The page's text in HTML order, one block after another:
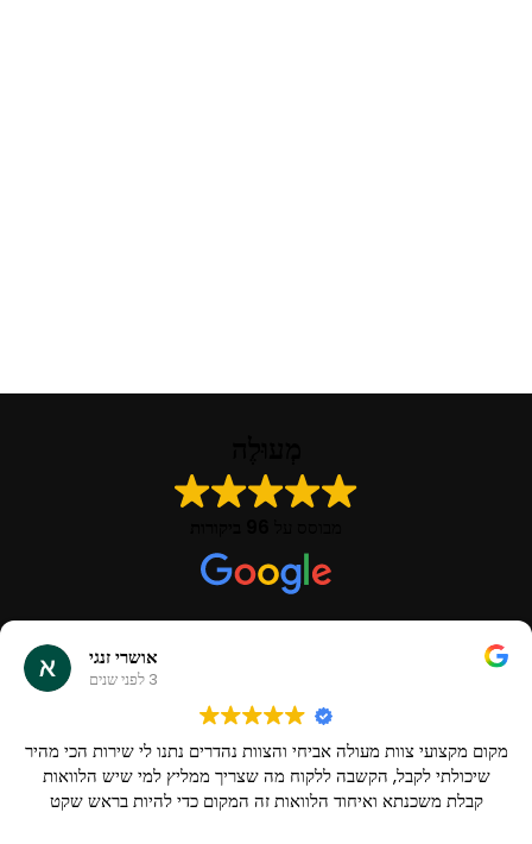
אושרי זנגי
3 לפני שנים
מקום מקצועי צוות מעולה אביחי והצוות נהדרים נתנו לי שירות הכי מהיר
שיכולתי לקבל, הקשבה ללקוח מה שצריך ממליץ למי שיש הלוואות
קבלת משכנתא ואיחוד הלוואות זה המקום כדי להיות בראש שקט